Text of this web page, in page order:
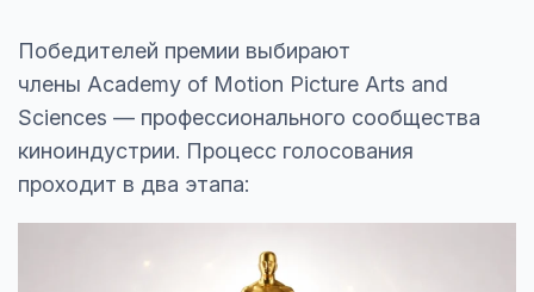
Победителей премии выбирают
члены Academy of Motion Picture Arts and
Sciences — профессионального сообщества
киноиндустрии. Процесс голосования
проходит в два этапа: